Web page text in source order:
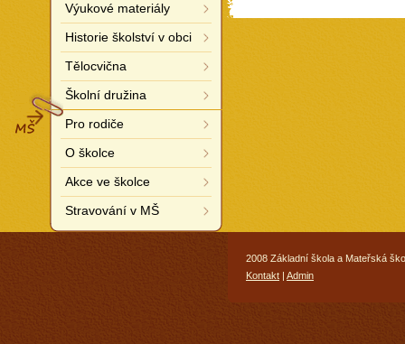
Výukové materiály
Historie školství v obci
Tělocvična
Školní družina
MŠ
Pro rodiče
O školce
Akce ve školce
Stravování v MŠ
2008 Základní škola a Mateřská
Kontakt | Admin